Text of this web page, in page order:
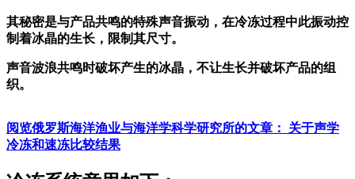
其秘密是与产品共鸣的特殊声音振动，在冷冻过程中此振动控
制着冰晶的生长，限制其尺寸。
声音波浪共鸣时破坏产生的冰晶，不让生长并破坏产品的组
织。
阅览俄罗斯海洋渔业与海洋学科学研究所的文章： 关于声学
冷冻和速冻比较结果